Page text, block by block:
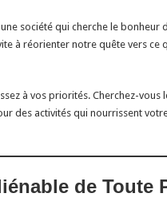
société qui cherche le bonheur
à réorienter notre quête vers
à vos priorités. Cherchez-vous
des activités qui nourrissent
de Toute